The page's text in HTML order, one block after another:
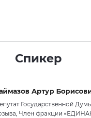
Спикер
Артур
Государственной
Член фракции